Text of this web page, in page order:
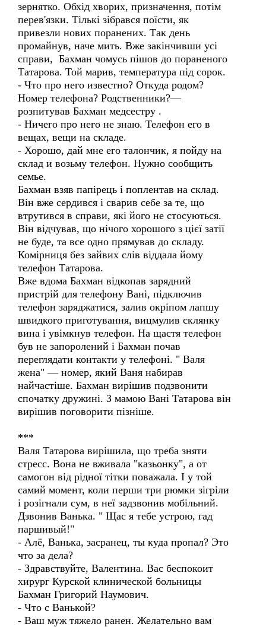
зернятко. Обхід хворих, призначення, потім
перев'язки. Тількі зібрався поїсти, як
привезли нових поранених. Так день
промайнув, наче мить. Вже закінчивши усі
справи, Бахман чомусь пішов до пораненого
Татарова. Той марив, температура під сорок.
- Что про него известно? Откуда родом?
Номер телефона? Родственники?—
розпитував Бахман медсестру .
- Ничего про него не знаю. Телефон его в
вещах, вещи на складе.
- Хорошо, дай мне его талончик, я пойду на
склад и возьму телефон. Нужно сообщить
семье.
Бахман взяв папірець і поплентав на склад.
Він вже сердився і сварив себе за те, що
втрутився в справи, які його не стосуються.
Він відчував, що нічого хорошого з цієї затії
не буде, та все одно прямував до складу.
Комірниця без зайвих слів віддала йому
телефон Татарова.
Вже вдома Бахман відкопав зарядний
пристрій для телефону Вані, підключив
телефон заряджатися, залив окріпом лапшу
швидкого приготування, вицмулив склянку
вина і увімкнув телефон. На щастя телефон
був не запоролений і Бахман почав
переглядати контакти у телефоні. " Валя
жена" — номер, який Ваня набирав
найчастіше. Бахман вирішив подзвонити
спочатку дружині. З мамою Вані Татарова він
вирішив поговорити пізніше.
***
Валя Татарова вирішила, що треба зняти
стресс. Вона не вживала "казьонку", а от
самогон від рідної тітки поважала. І у той
самий момент, коли перши три рюмки зігріли
і розігнали сум, в неї задзвонив мобільний.
Дзвонив Ванька. " Щас я тебе устрою, гад
паршивый!"
- Алё, Ванька, засранец, ты куда пропал? Это
что за дела?
- Здравствуйте, Валентина. Вас беспокоит
хирург Курской клинической больницы
Бахман Григорий Наумович.
- Что с Ванькой?
- Ваш муж тяжело ранен. Желательно вам